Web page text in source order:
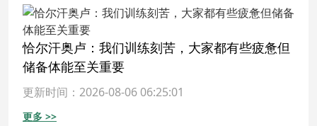
恰尔汗奥卢：我们训练刻苦，大家都有些疲惫但
储备体能至关重要
更新时间：2026-08-06 06:25:01
更多 >>